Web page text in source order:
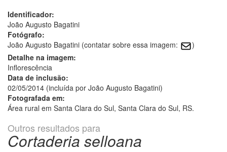
Identificador:
João Augusto Bagatini
Fotógrafo:
João Augusto Bagatini (contatar sobre essa imagem:
)
Detalhe na imagem:
Inflorescência
Data de inclusão:
02/05/2014 (incluída por João Augusto Bagatini)
Fotografada em:
Área rural em Santa Clara do Sul, Santa Clara do Sul, RS.
Outros resultados para
Cortaderia selloana